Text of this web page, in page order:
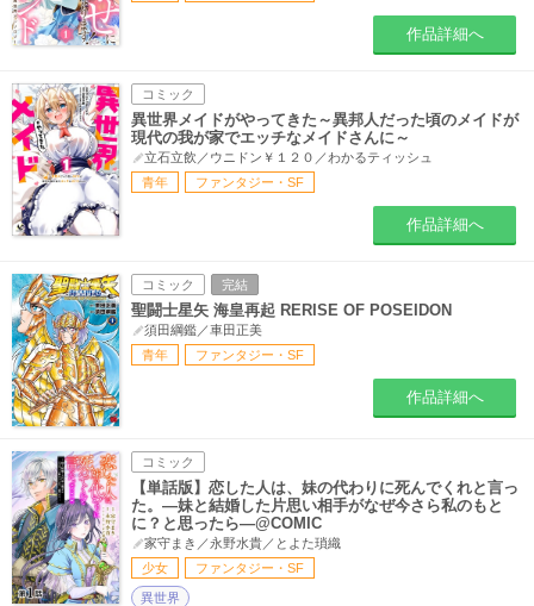
作品詳細へ
コミック
異世界メイドがやってきた～異邦人だった頃のメイドが
現代の我が家でエッチなメイドさんに～
立石立飲／ウニドン￥１２０／わかるティッシュ
青年
ファンタジー・SF
作品詳細へ
コミック 完結
聖闘士星矢 海皇再起 RERISE OF POSEIDON
須田綱鑑／車田正美
青年
ファンタジー・SF
作品詳細へ
コミック
【単話版】恋した人は、妹の代わりに死んでくれと言っ
た。―妹と結婚した片思い相手がなぜ今さら私のもと
に？と思ったら―@COMIC
家守まき／永野水貴／とよた瑣織
少女
ファンタジー・SF
異世界